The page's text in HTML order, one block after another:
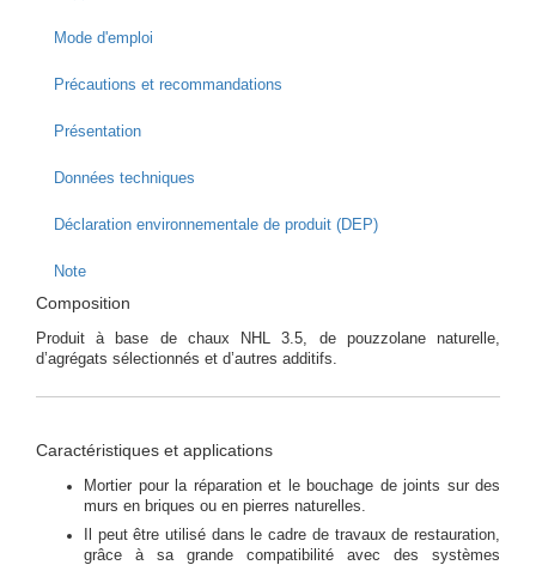
Mode d'emploi
Précautions et recommandations
Présentation
Données techniques
Déclaration environnementale de produit (DEP)
Note
Composition
Produit à base de chaux NHL 3.5, de pouzzolane naturelle,
d’agrégats sélectionnés et d’autres additifs.
Caractéristiques et applications
Mortier pour la réparation et le bouchage de joints sur des
murs en briques ou en pierres naturelles.
Il peut être utilisé dans le cadre de travaux de restauration,
grâce à sa grande compatibilité avec des systèmes